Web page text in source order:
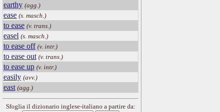
earthy (agg.)
ease (s. masch.)
to ease (v. trans.)
easel (s. masch.)
to ease off (v. intr.)
to ease out (v. trans.)
to ease up (v. intr.)
easily (avv.)
east (agg.)
Sfoglia il dizionario inglese-italiano a partire da: